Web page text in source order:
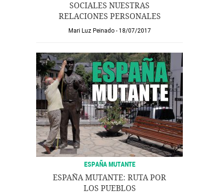
SOCIALES NUESTRAS
RELACIONES PERSONALES
Mari Luz Peinado 18/07/2017
ESPAÑA MUTANTE
ESPAÑA MUTANTE: RUTA POR
LOS PUEBLOS